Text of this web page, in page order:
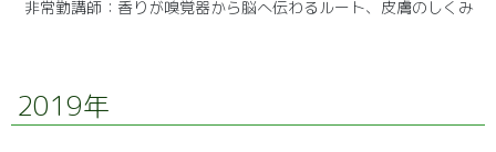
非常勤講師：香りが嗅覚器から脳へ伝わるルート、皮膚のしくみ
2019年